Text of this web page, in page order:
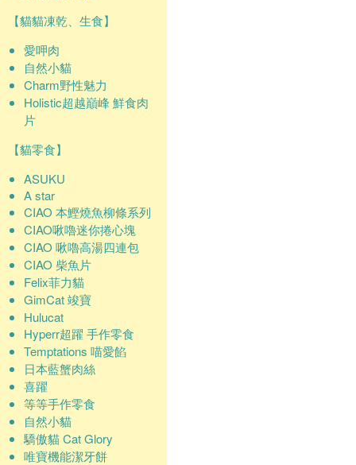
【貓貓凍乾、生食】
愛呷肉
自然小貓
Charm野性魅力
Holistic超越巔峰 鮮食肉
片
【貓零食】
ASUKU
A star
CIAO 本鰹燒魚柳條系列
CIAO啾嚕迷你捲心塊
CIAO 啾嚕高湯四連包
CIAO 柴魚片
Felix菲力貓
GimCat 竣寶
Hulucat
Hyperr超躍 手作零食
Temptations 喵愛餡
日本藍蟹肉絲
喜躍
等等手作零食
自然小貓
驕傲貓 Cat Glory
唯寶機能潔牙餅